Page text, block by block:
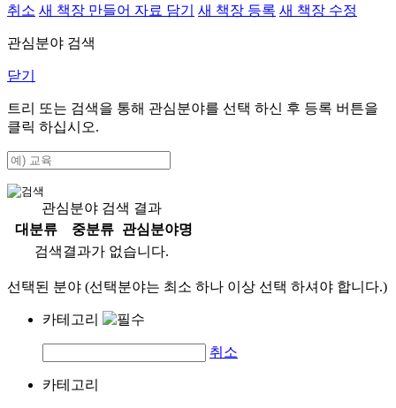
취소 새 책장 만들어 자료 담기 새 책장 등록 새 책장 수정
관심분야 검색
닫기
트리 또는 검색을 통해 관심분야를 선택 하신 후 등록 버튼을
클릭 하십시오.
관심분야 검색 결과
대분류
중분류
관심분야명
검색결과가 없습니다.
선택된 분야 (선택분야는 최소 하나 이상 선택 하셔야 합니다.)
카테고리
취소
카테고리